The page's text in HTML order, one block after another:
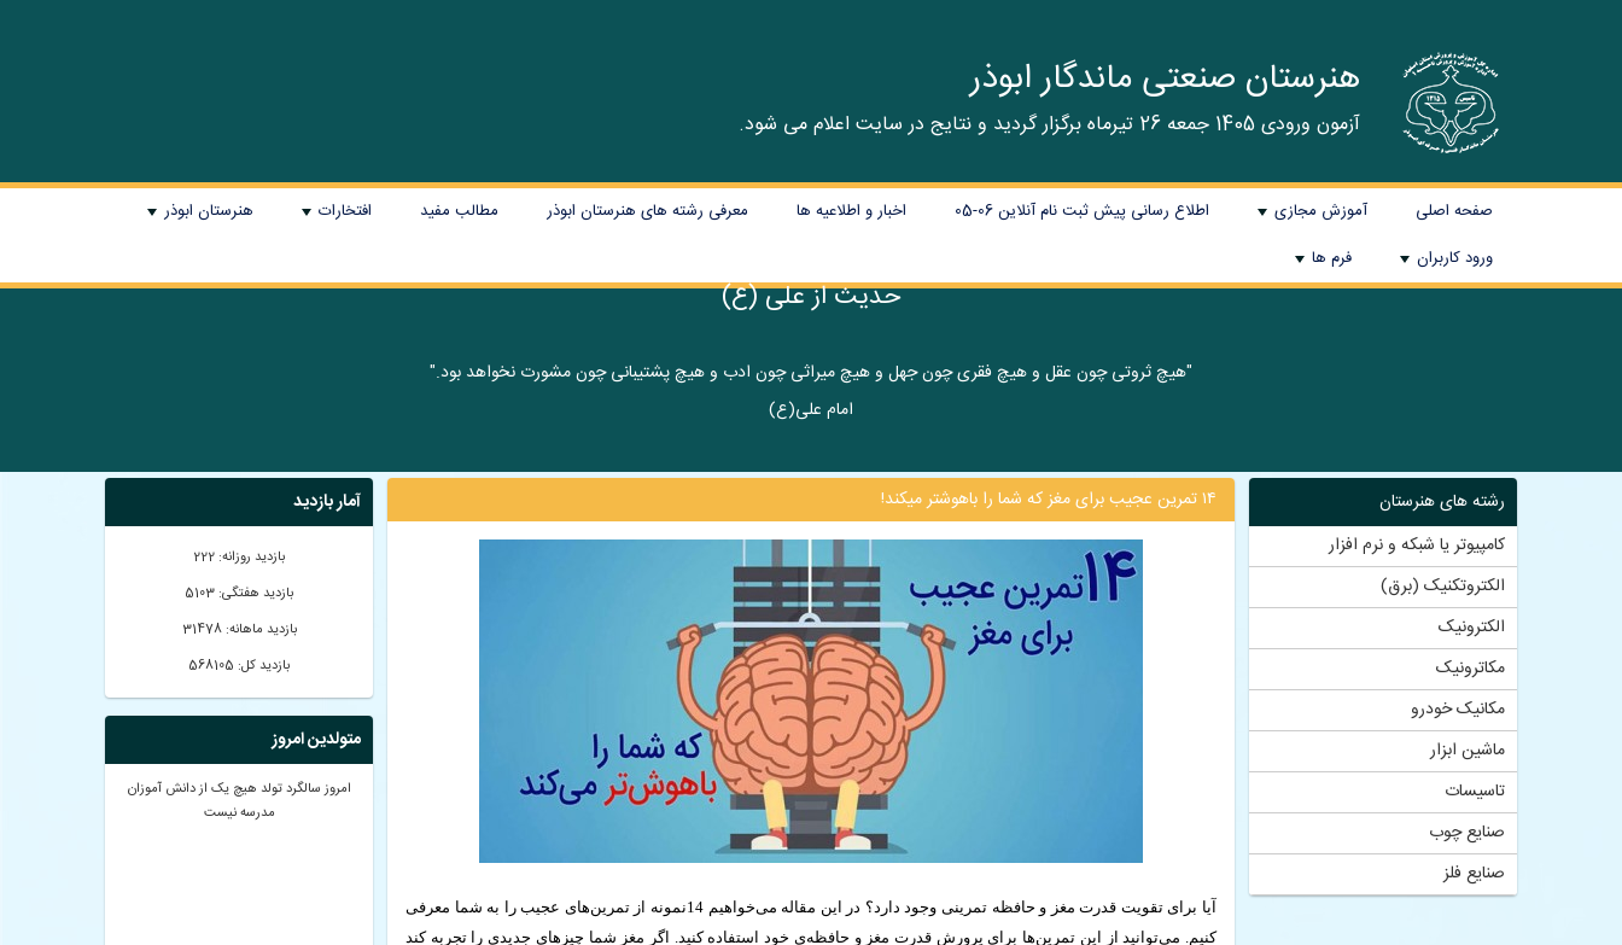
هنرستان صنعتی ماندگار ابوذر
آزمون ورودی 1405 جمعه 26 تیرماه برگزار گردید و نتایج در سایت اعلام می شود.
صفحه اصلی آموزش مجازی اطلاع رسانی پیش ثبت نام آنلاین 06-05 اخبار و اطلاعیه ها معرفی رشته های هنرستان ابوذر مطالب مفید افتخارات هنرستان ابوذر
+
ورود کاربران
+
فرم ها
حدیث از علی (ع)
"هیچ ثروتی چون عقل و هیچ فقری چون جهل و هیچ میراثی چون ادب و هیچ پشتیبانی چون مشورت نخواهد بود."
امام علی(ع)
رشته های هنرستان
کامپیوتر یا شبکه و نرم افزار
الکتروتکنیک (برق)
الکترونیک
مکاترونیک
مکانیک خودرو
ماشین ابزار
تاسیسات
صنایع چوب
صنایع فلز
۱۴ تمرین عجیب برای مغز که شما را باهوش‎تر می‎کند!
آیا برای تقویت قدرت مغز و حافظه تمرینی وجود دارد؟ در این مقاله می‌خواهیم 14نمونه از تمرین‌های عجیب را به شما معرفی
کنیم. می‌توانید از این‌ تمرین‌ها برای پرورش قدرت مغز و حافظه‌ی خود استفاده کنید. اگر مغز شما چیزهای جدیدی را تجربه کند
آمار بازدید
بازدید روزانه: 222
بازدید هفتگی: 5103
بازدید ماهانه: 31478
بازدید کل: 568105
متولدین امروز
امروز سالگرد تولد هیچ یک از دانش آموزان
مدرسه نیست